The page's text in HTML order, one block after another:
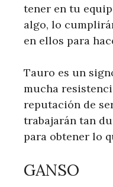
tener en tu
algo, lo
en ellos para
Tauro es un
mucha
reputación de
trabajarán tan
para obtener lo
GANSO